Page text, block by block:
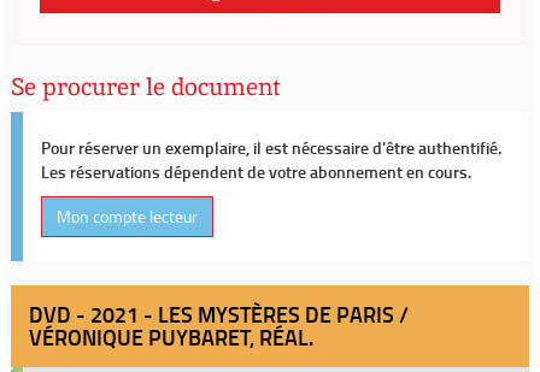
Se procurer le document
Pour réserver un exemplaire, il est nécessaire d'être authentifié.
Les réservations dépendent de votre abonnement en cours.
Mon compte lecteur
DVD - 2021 - LES MYSTÈRES DE PARIS /
VÉRONIQUE PUYBARET, RÉAL.